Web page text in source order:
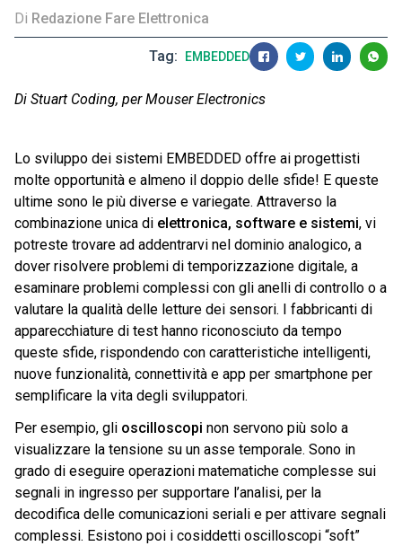
Di Redazione Fare Elettronica
Tag EMBEDDED
Di Stuart Coding, per Mouser Electronics
Lo sviluppo dei sistemi EMBEDDED offre ai progettisti
molte opportunità e almeno il doppio delle sfide! E queste
ultime sono le più diverse e variegate. Attraverso la
combinazione unica di elettronica, software e sistemi, vi
potreste trovare ad addentrarvi nel dominio analogico, a
dover risolvere problemi di temporizzazione digitale, a
esaminare problemi complessi con gli anelli di controllo o a
valutare la qualità delle letture dei sensori. I fabbricanti di
apparecchiature di test hanno riconosciuto da tempo
queste sfide, rispondendo con caratteristiche intelligenti,
nuove funzionalità, connettività e app per smartphone per
semplificare la vita degli sviluppatori.
Per esempio, gli oscilloscopi non servono più solo a
visualizzare la tensione su un asse temporale. Sono in
grado di eseguire operazioni matematiche complesse sui
segnali in ingresso per supportare l’analisi, per la
decodifica delle comunicazioni seriali e per attivare segnali
complessi. Esistono poi i cosiddetti oscilloscopi “soft”